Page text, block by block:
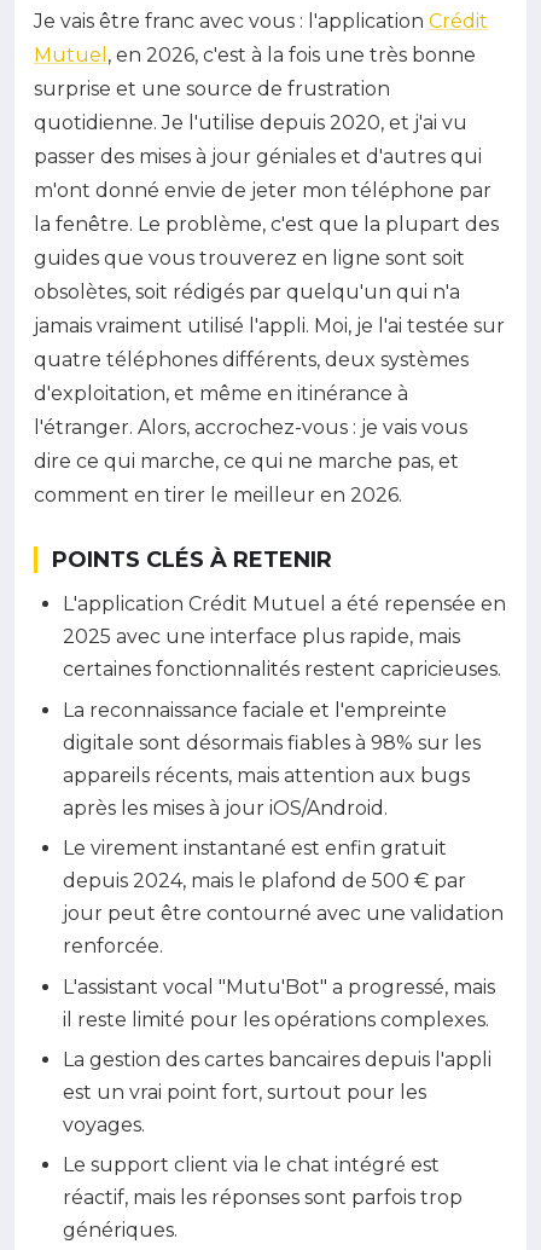
Je vais être franc avec vous : l'application Crédit
Mutuel , en 2026, c'est à la fois une très bonne
surprise et une source de frustration
quotidienne. Je l'utilise depuis 2020, et j'ai vu
passer des mises à jour géniales et d'autres qui
m'ont donné envie de jeter mon téléphone par
la fenêtre. Le problème, c'est que la plupart des
guides que vous trouverez en ligne sont soit
obsolètes, soit rédigés par quelqu'un qui n'a
jamais vraiment utilisé l'appli. Moi, je l'ai testée sur
quatre téléphones différents, deux systèmes
d'exploitation, et même en itinérance à
l'étranger. Alors, accrochez-vous : je vais vous
dire ce qui marche, ce qui ne marche pas, et
comment en tirer le meilleur en 2026.
POINTS CLÉS À RETENIR
L'application Crédit Mutuel a été repensée en
2025 avec une interface plus rapide, mais
certaines fonctionnalités restent capricieuses.
La reconnaissance faciale et l'empreinte
digitale sont désormais fiables à 98% sur les
appareils récents, mais attention aux bugs
après les mises à jour iOS/Android.
Le virement instantané est enfin gratuit
depuis 2024, mais le plafond de 500 € par
jour peut être contourné avec une validation
renforcée.
L'assistant vocal "Mutu'Bot" a progressé, mais
il reste limité pour les opérations complexes.
La gestion des cartes bancaires depuis l'appli
est un vrai point fort, surtout pour les
voyages.
Le support client via le chat intégré est
réactif, mais les réponses sont parfois trop
génériques.